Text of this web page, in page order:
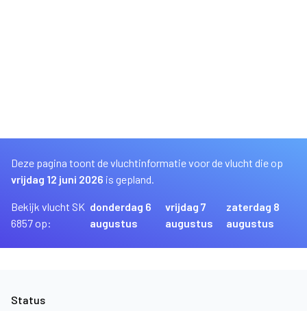
Deze pagina toont de vluchtinformatie voor de vlucht die op
vrijdag 12 juni 2026 is gepland.
Bekijk vlucht SK
6857 op:
donderdag 6
augustus
vrijdag 7
augustus
zaterdag 8
augustus
Status